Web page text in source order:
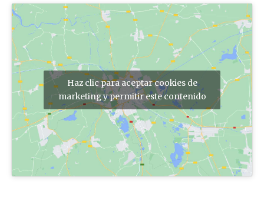
r
:
Haz clic para aceptar cookies de
marketing y permitir este contenido